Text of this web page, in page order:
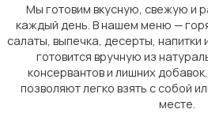
Мы готовим вкусную, свежую и
каждый день. В нашем меню —
салаты, выпечка, десерты, напитки
готовится вручную из
консервантов и лишних
позволяют легко взять с собой
месте.